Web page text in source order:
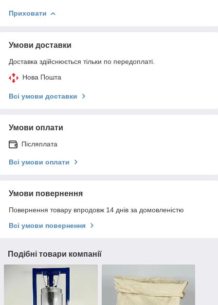
Приховати
Умови доставки
Доставка здійснюється тільки по передоплаті.
Нова Пошта
Всі умови доставки
Умови оплати
Післяплата
Всі умови оплати
Умови повернення
Повернення товару впродовж 14 днів за домовленістю
Всі умови повернення
Подібні товари компанії